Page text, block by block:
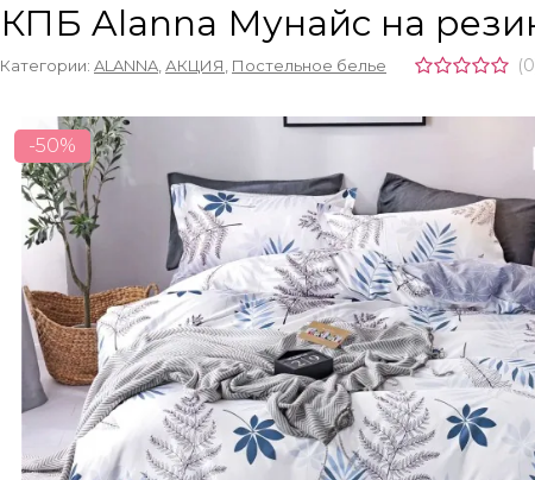
КПБ Alanna Мунайс на
Категории: ALANNA АКЦИЯ Постельное белье
-50%